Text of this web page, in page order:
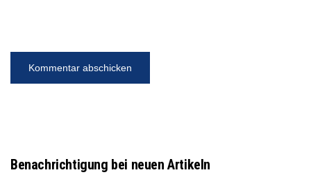
Benachrichtigung bei neuen Artikeln